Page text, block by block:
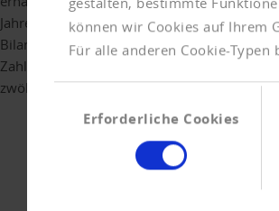
können wir Cookies auf Ihrem
Für alle anderen Cookie-
Erforderliche Cookies
Jahresabschlüsse, zentrale
Bilanzkennzahlen und externe
Zahlungserfahrungen – inklusive
zwölfmonatiger Überwachung.